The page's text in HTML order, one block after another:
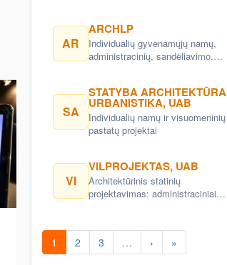
Statinių kadastriniai matavimai
(Inventorizacija) Vilniuje.
AR
ARCHLP
Individualių gyvenamųjų namų,
administracinių, sandėliavimo,
planai. Namų projektai,
projektavimas Vilnius. Namų
projektavimo paslaugos Vilnius.
SA
STATYBA ARCHITEKTŪRA
URBANISTIKA, UAB
Individualių namų ir visuomeninių
pastatų projektai
VI
VILPROJEKTAS, UAB
Architektūrinis statinių
projektavimas: administraciniai,
architektų, interjero dizaino
paslaugos, konsultacijos.
Teritorijų planavimas, detalieji
1 2 3 … › »